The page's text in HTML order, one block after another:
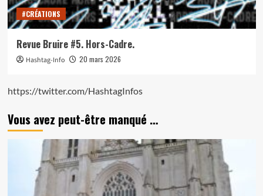
#CRÉATIONS
Revue Bruire #5. Hors-Cadre.
Hashtag-Info 20 mars 2026
https://twitter.com/HashtagInfos
Vous avez peut-être manqué …